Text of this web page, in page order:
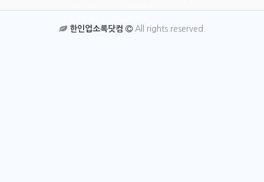
한인업소록닷컴 All rights reserved.